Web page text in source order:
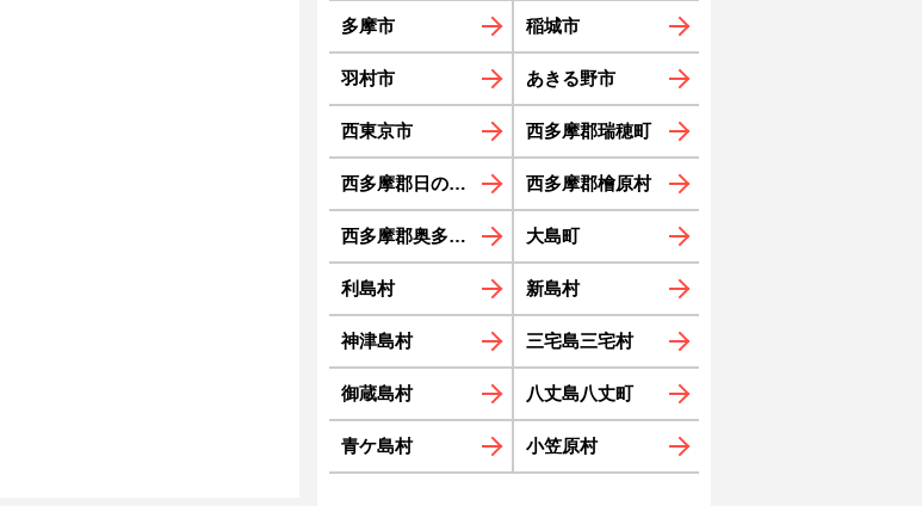
多摩市 稲城市
羽村市 あきる野市
西東京市 西多摩郡瑞穂町
西多摩郡日の出町 西多摩郡檜原村
西多摩郡奥多摩町 大島町
利島村 新島村
神津島村 三宅島三宅村
御蔵島村 八丈島八丈町
青ケ島村 小笠原村